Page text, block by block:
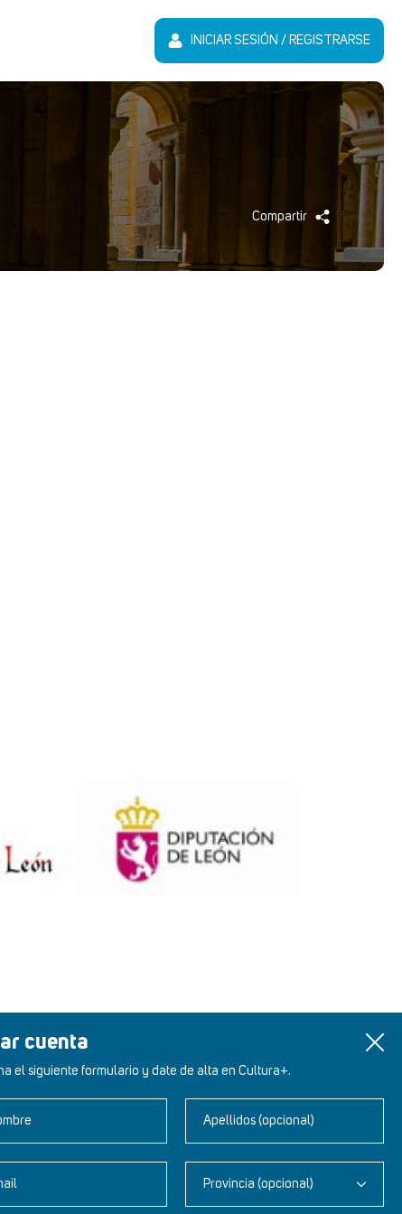
cuenta
el siguiente formulario y date de alta en Cultura+.
Apellidos (opcional)
Provincia (opcional)
INICIAR SESIÓN / REGISTRARSE
Compartir